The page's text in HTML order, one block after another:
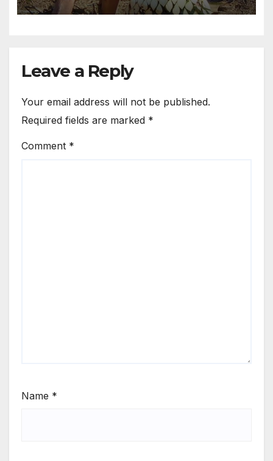
Leave a Reply
Your email address will not be published.
Required fields are marked *
Comment *
Name *